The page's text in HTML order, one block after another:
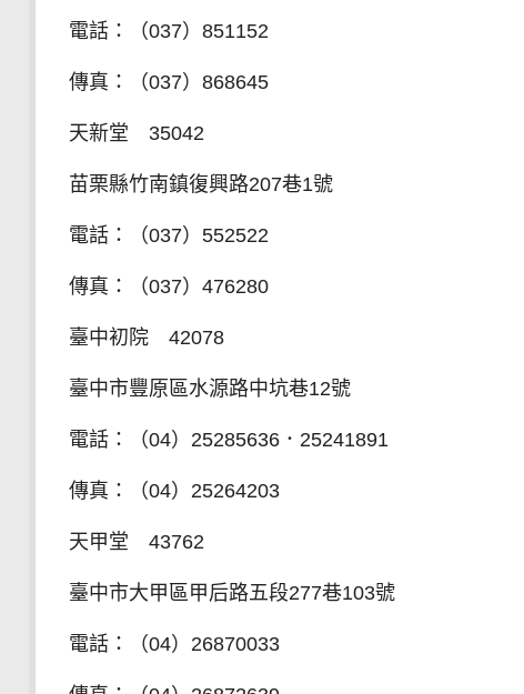
電話：（037）851152
傳真：（037）868645
天新堂 35042
苗栗縣竹南鎮復興路207巷1號
電話：（037）552522
傳真：（037）476280
臺中初院 42078
臺中市豐原區水源路中坑巷12號
電話：（04）25285636．25241891
傳真：（04）25264203
天甲堂 43762
臺中市大甲區甲后路五段277巷103號
電話：（04）26870033